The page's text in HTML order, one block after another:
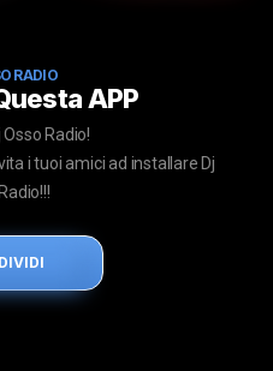
RADIO
APP
Radio!
i tuoi amici ad installare Dj